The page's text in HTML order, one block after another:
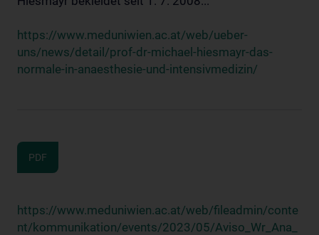
https://www.meduniwien.ac.at/web/ueber-
uns/news/detail/prof-dr-michael-hiesmayr-das-
normale-in-anaesthesie-und-intensivmedizin/
PDF
https://www.meduniwien.ac.at/web/fileadmin/conte
nt/kommunikation/events/2023/05/Aviso_Wr_Ana_